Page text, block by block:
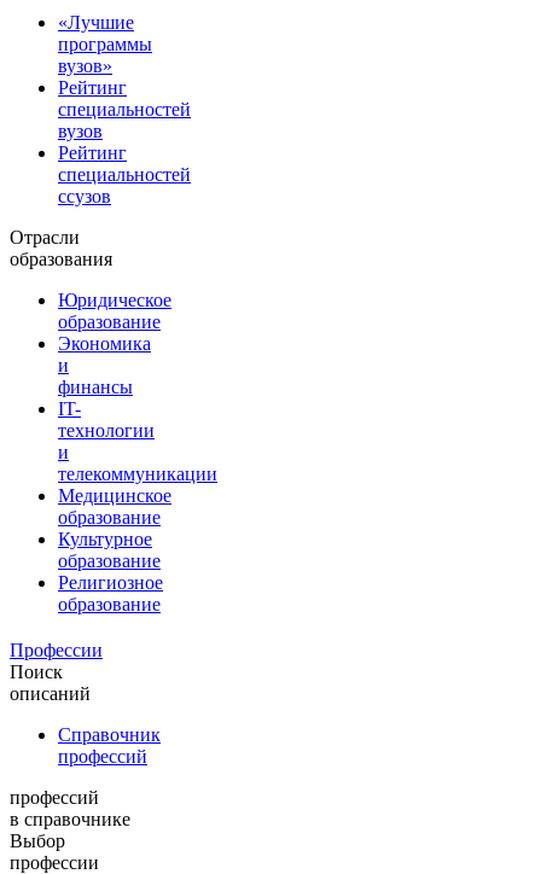
«Лучшие
программы
вузов»
Рейтинг
специальностей
вузов
Рейтинг
специальностей
ссузов
Отрасли
образования
Юридическое
образование
Экономика
и
финансы
IT-
технологии
и
телекоммуникации
Медицинское
образование
Культурное
образование
Религиозное
образование
Профессии
Поиск
описаний
Справочник
профессий
профессий
в справочнике
Выбор
профессии